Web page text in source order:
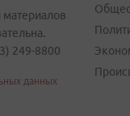
249-8800
данных